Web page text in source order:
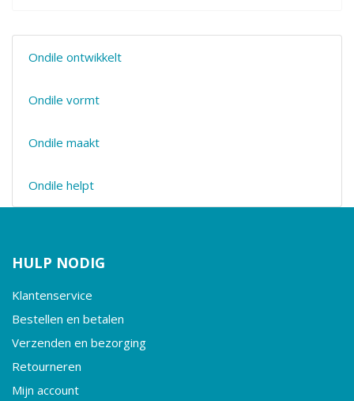
Ondile ontwikkelt
Ondile vormt
Ondile maakt
Ondile helpt
HULP NODIG
Klantenservice
Bestellen en betalen
Verzenden en bezorging
Retourneren
Mijn account